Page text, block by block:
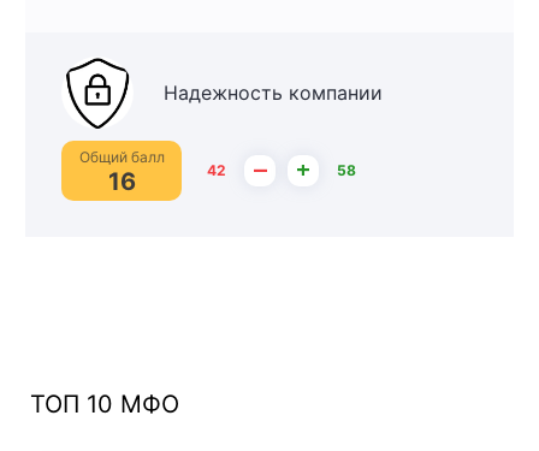
Надежность компании
Общий балл
16 42 – + 58
ТОП 10 МФО